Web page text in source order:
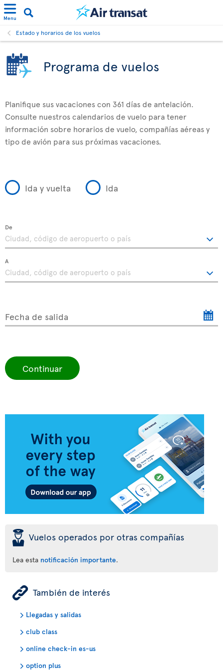
Menu
Estado y horarios de los vuelos
Programa de vuelos
Planifique sus vacaciones con 361 días de antelación.
Consulte nuestros calendarios de vuelo para tener
información sobre horarios de vuelo, compañías aéreas y
tipo de avión para sus próximas vacaciones.
Ida y vuelta Ida
De
A
Fecha de salida
Continuar
þ Vuelos operados por otras compañías
Lea esta notificación importante.
ÿ También de interés
Llegadas y salidas
club class
online check-in es-us
option plus